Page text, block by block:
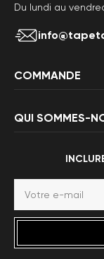
Du lundi au
COMMANDE
QUI SOMMES-